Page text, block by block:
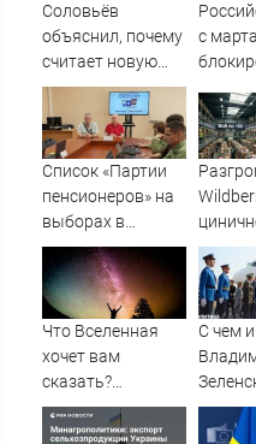
Соловьёв
объяснил, почему
считает новую
крупную войну в
Европе
неизбежной
с
Список «Партии
пенсионеров» на
выборах в
Заксобрание
возглавил 48-
летний Алексей
Осмоловский
Что Вселенная
хочет вам
сказать?
Выберите карту
Таро - и
С чем